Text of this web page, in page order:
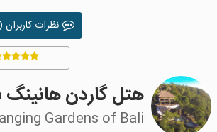
نظرات کاربران (3 )
هتل گاردن هانینگ
Gardens of Bali